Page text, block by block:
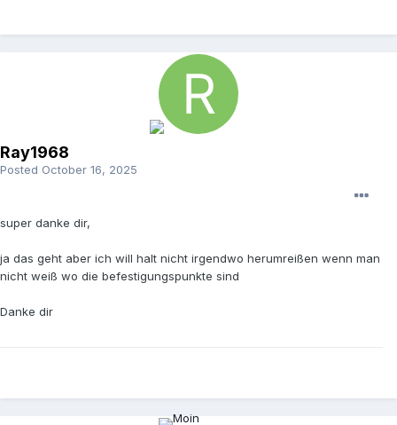
Ray1968
Posted October 16, 2025
super danke dir,
ja das geht aber ich will halt nicht irgendwo herumreißen wenn man
nicht weiß wo die befestigungspunkte sind
Danke dir